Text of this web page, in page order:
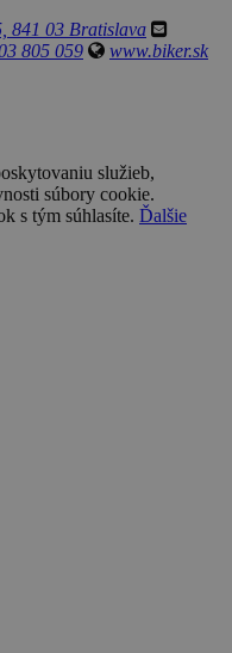
841 03 Bratislava
805 059
www.biker.sk
služieb,
súbory cookie.
s tým súhlasíte. Ďalšie